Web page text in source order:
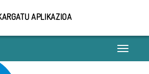
APLIKAZIOA
Toggle